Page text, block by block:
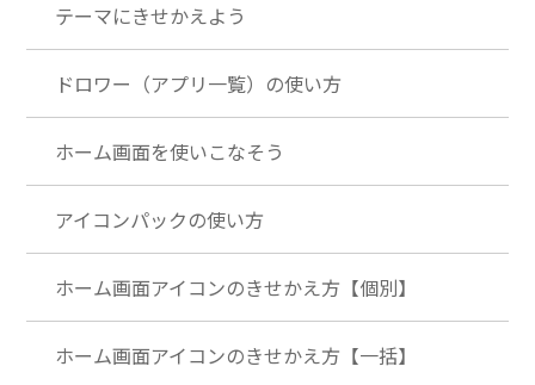
テーマにきせかえよう
ドロワー（アプリ一覧）の使い方
ホーム画面を使いこなそう
アイコンパックの使い方
ホーム画面アイコンのきせかえ方【個別】
ホーム画面アイコンのきせかえ方【一括】